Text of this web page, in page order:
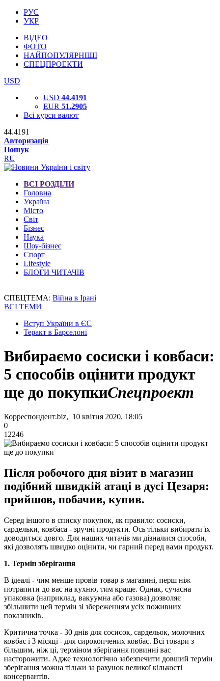
РУС
УКР
ВІДЕО
ФОТО
НАЙПОПУЛЯРНІШІ
СПЕЦПРОЕКТИ
USD
USD 44.4191
EUR 51.2905
Всі курси валют
44.4191
Авторизація
Пошук
RU
ВСІ РОЗДІЛИ
Головна
Україна
Місто
Світ
Бізнес
Наука
Шоу-бізнес
Спорт
Lifestyle
БЛОГИ ЧИТАЧІВ
СПЕЦТЕМА: Війна в Ірані
ВСІ ТЕМИ
Вступ України в ЄС
Теракт в Барселоні
Вибираємо сосиски і ковбаси:
5 способів оцінити продукт
ще до покупкиСпецпроект
Корреспондент.biz, 10 квітня 2020, 18:05
0
12246
Після робочого дня візит в магазин
подібний швидкій атаці в дусі Цезаря:
прийшов, побачив, купив.
Серед іншого в списку покупок, як правило: сосиски,
сардельки, ковбаса - зручні продукти. Ось тільки вибирати їх
доводиться довго. Для наших читачів ми дізналися способи,
які дозволять швидко оцінити, чи гарний перед вами продукт.
1. Термін зберігання
В ідеалі - чим менше провів товар в магазині, перш ніж
потрапити до вас на кухню, тим краще. Однак, сучасна
упаковка (наприклад, вакуумна або газова) дозволяє
збільшити цей термін зі збереженням усіх поживних
показників.
Критична точка - 30 днів для сосисок, сардельок, молочних
ковбас і 3 місяці - для сирокопчених ковбас. Всі товари з
більшим, ніж ці, терміном зберігання повинні вас
насторожити. Адже технологічно забезпечити довший термін
зберігання можна тільки за рахунок великої кількості
консервантів.